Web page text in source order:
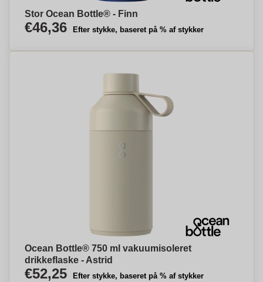
Stor Ocean Bottle® - Finn
€46,36 Efter stykke, baseret på % af stykker
Ocean Bottle® 750 ml vakuumisoleret
drikkeflaske - Astrid
€52,25 Efter stykke, baseret på % af stykker